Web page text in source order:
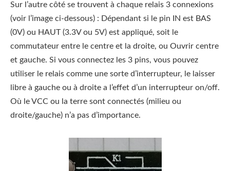
Sur l’autre côté se trouvent à chaque relais 3 connexions
(voir l’image ci-dessous) : Dépendant si le pin IN est BAS
(0V) ou HAUT (3.3V ou 5V) est appliqué, soit le
commutateur entre le centre et la droite, ou Ouvrir centre
et gauche. Si vous connectez les 3 pins, vous pouvez
utiliser le relais comme une sorte d’interrupteur, le laisser
libre à gauche ou à droite a l’effet d’un interrupteur on/off.
Où le VCC ou la terre sont connectés (milieu ou
droite/gauche) n’a pas d’importance.